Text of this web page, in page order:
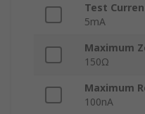
Test
5mA
Maximum
150Ω
Maximum
100nA